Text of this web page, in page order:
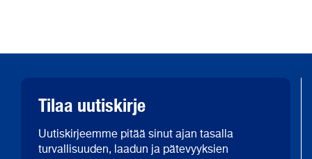
Tilaa uutiskirje
Uutiskirjeemme pitää sinut ajan tasalla
turvallisuuden, laadun ja pätevyyksien